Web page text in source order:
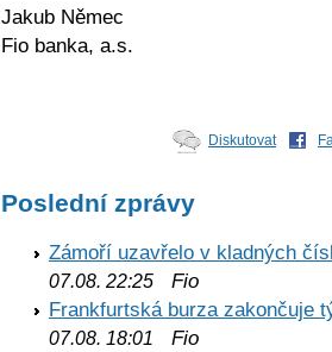
Jakub Němec
Fio banka, a.s.
Diskutovat
Poslední zprávy
Zámoří uzavřelo v kladných
07.08. 22:25 Fio
Frankfurtská burza zakončuje
07.08. 18:01
Fio